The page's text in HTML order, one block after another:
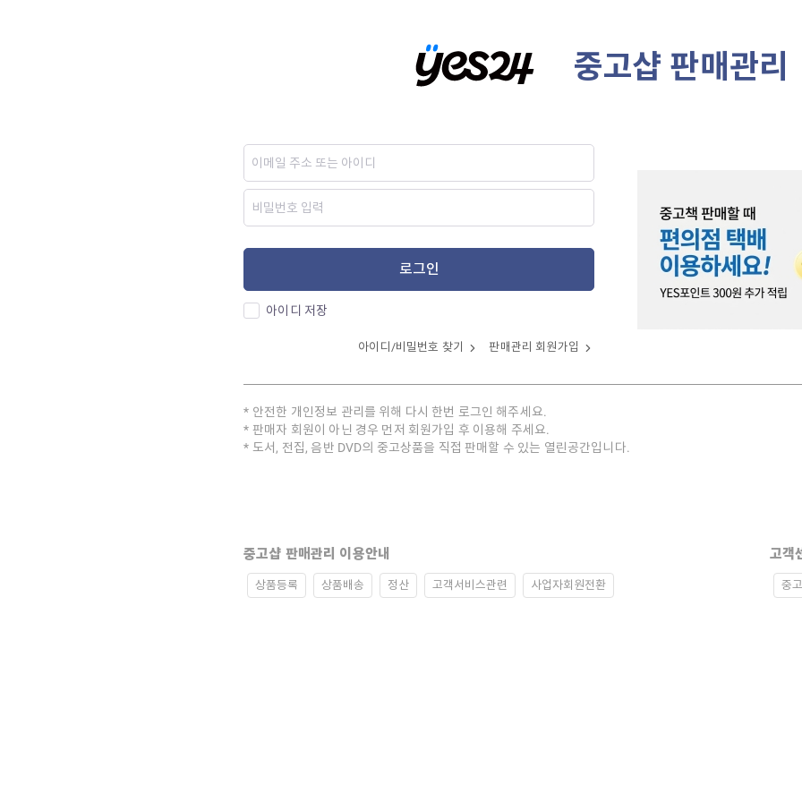
중고샵 판매관리
로그인
아이디 저장
아이디/비밀번호 찾기 판매관리 회원가입
안전한 개인정보 관리를 위해 다시 한번 로그인 해주세요.
판매자 회원이 아닌 경우 먼저 회원가입 후 이용해 주세요.
도서, 전집, 음반 DVD의 중고상품을 직접 판매할 수 있는 열린공간입니다.
중고샵 판매관리 이용안내
상품등록 상품배송 정산 고객서비스관련 사업자회원전환
고객
중